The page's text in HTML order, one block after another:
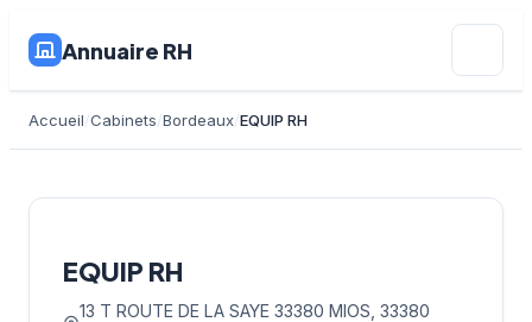
Annuaire RH
Accueil Cabinets Bordeaux EQUIP RH
EQUIP RH
13 T ROUTE DE LA SAYE 33380 MIOS, 33380